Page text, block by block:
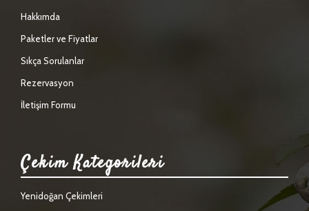
Hakkımda
Paketler ve Fiyatlar
Sıkça Sorulanlar
Rezervasyon
İletişim Formu
Çekim Kategorileri
Yenidoğan Çekimleri